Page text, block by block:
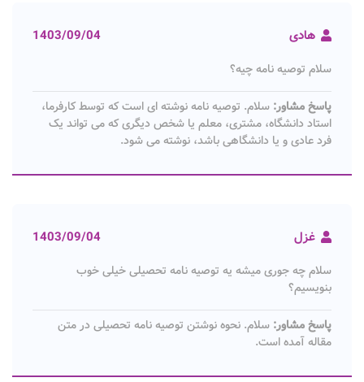
هادی 1403/09/04
سلام توصیه نامه چیه؟
پاسخ مشاور: سلام. توصیه نامه نوشته ای است که توسط کارفرما،
استاد دانشگاه، مشتری، معلم یا شخص دیگری که می تواند یک
فرد عادی و یا دانشگاهی باشد، نوشته می شود.
غزل 1403/09/04
سلام چه جوری میشه یه توصیه نامه تحصیلی خیلی خوب
بنویسیم؟
پاسخ مشاور: سلام. نحوه نوشتن توصیه نامه تحصیلی در متن
مقاله آمده است.